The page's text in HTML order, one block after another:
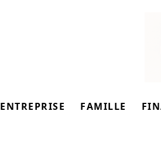
ENTREPRISE FAMILLE